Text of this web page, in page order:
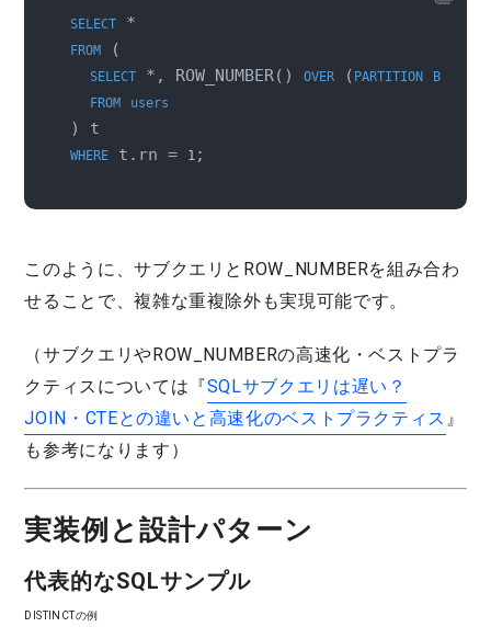
SELECT
FROM (
SELECT *, ROW_NUMBER() OVER ( PARTITION BY
FROM users
WHERE t.rn = 1
このように、サブクエリとROW_NUMBERを組み合わ
せることで、複雑な重複除外も実現可能です。
（サブクエリやROW_NUMBERの高速化・ベストプラ
クティスについては『SQLサブクエリは遅い？
JOIN・CTEとの違いと高速化のベストプラクティス 』
も参考になります）
実装例と設計パターン
代表的なSQLサンプル
DISTINCTの例